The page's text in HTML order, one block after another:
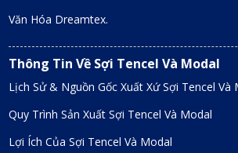
Văn Hóa Dreamtex.
Thông Tin Về Sợi Tencel Và Modal
Lịch Sử & Nguồn Gốc Xuất Xứ Sợi Tencel Và
Quy Trình Sản Xuất Sợi Tencel Và Modal
Lợi Ích Của Sợi Tencel Và Modal